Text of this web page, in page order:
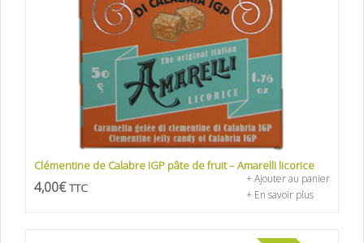
Clémentine de Calabre IGP pâte de fruit – Amarelli licorice
4,00€ TTC
+ Ajouter au panier
+ En savoir plus